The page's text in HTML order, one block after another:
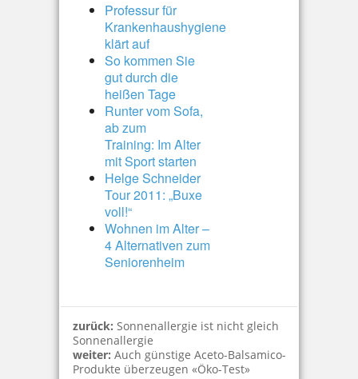
Professur für
Krankenhaushygiene
klärt auf
So kommen Sie
gut durch die
heißen Tage
Runter vom Sofa,
ab zum
Training: Im Alter
mit Sport starten
Helge Schneider
Tour 2011: „Buxe
voll!“
Wohnen im Alter –
4 Alternativen zum
Seniorenheim
zurück: Sonnenallergie ist nicht gleich
Sonnenallergie
weiter: Auch günstige Aceto-Balsamico-
Produkte überzeugen «Öko-Test»